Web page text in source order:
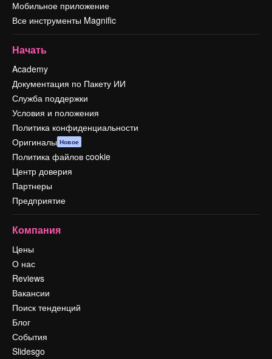
Мобильное приложение
Все инструменты Magnific
Начать
Academy
Документация по Пакету ИИ
Служба поддержки
Условия и положения
Политика конфиденциальности
Оригиналы Новое
Политика файлов cookie
Центр доверия
Партнеры
Предприятие
Компания
Цены
О нас
Reviews
Вакансии
Поиск тенденций
Блог
События
Slidesgo